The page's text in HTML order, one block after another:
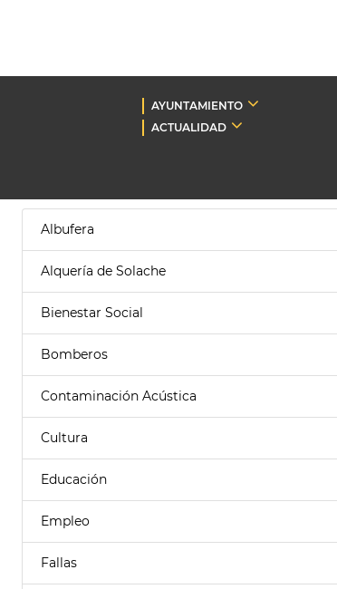
AYUNTAMIENTO
ACTUALIDAD
Albufera
Alquería de Solache
Bienestar Social
Bomberos
Contaminación Acústica
Cultura
Educación
Empleo
Fallas